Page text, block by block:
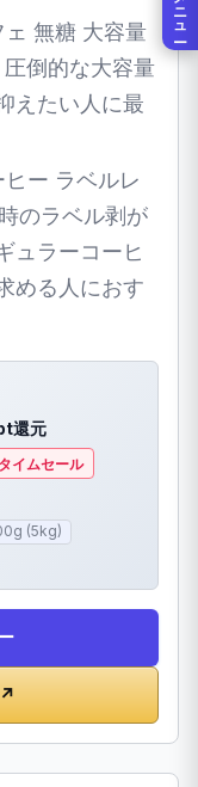
無糖 大容量
倒的な大容量
えたい人に最
ー ラベルレ
のラベル剥が
ュラーコーヒ
める人におす
還元
イムセール
(5kg)
↗